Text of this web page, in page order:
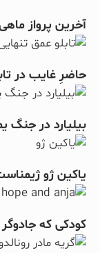
آخرین پرواز
حاضرِ غایب در
بیلیارد در جنگ
یاکین ژو
کودکی که